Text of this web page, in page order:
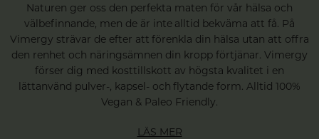
Naturen ger oss den perfekta maten för vår hälsa och
välbefinnande, men de är inte alltid bekväma att få. På
Vimergy strävar de efter att förenkla din hälsa utan att offra
den renhet och näringsämnen din kropp förtjänar. Vimergy
förser dig med kosttillskott av högsta kvalitet i en
lättanvänd pulver-, kapsel- och flytande form. Alltid 100%
Vegan & Paleo Friendly.
LÄS MER